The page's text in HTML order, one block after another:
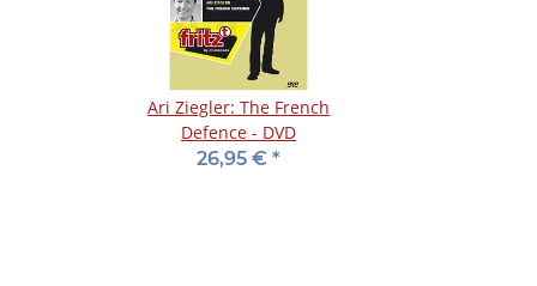
Ari Ziegler: The French
Defence - DVD
26,95 € *